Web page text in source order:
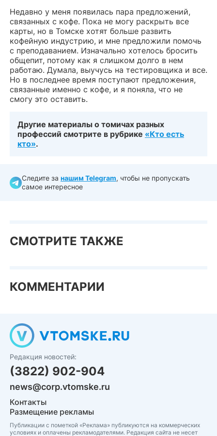
Недавно у меня появилась пара предложений,
связанных с кофе. Пока не могу раскрыть все
карты, но в Томске хотят больше развить
кофейную индустрию, и мне предложили помочь
с преподаванием. Изначально хотелось бросить
общепит, потому как я слишком долго в нем
работаю. Думала, выучусь на тестировщика и все.
Но в последнее время поступают предложения,
связанные именно с кофе, и я поняла, что не
смогу это оставить.
Другие материалы о томичах разных
профессий смотрите в рубрике «Кто есть
кто».
Следите за нашим Telegram, чтобы не пропускать
самое интересное
СМОТРИТЕ ТАКЖЕ
КОММЕНТАРИИ
Редакция новостей:
(3822) 902-904
news@corp.vtomske.ru
Контакты
Размещение рекламы
Публикации с пометкой «Реклама» публикуются на коммерческих
условиях и оплачены рекламодателями. Редакция сайта не несет